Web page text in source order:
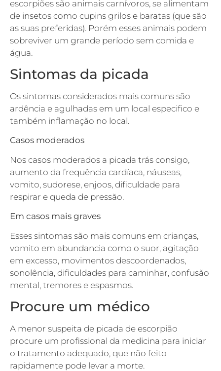
escorpiões são animais carnívoros, se alimentam
de insetos como cupins grilos e baratas (que são
as suas preferidas). Porém esses animais podem
sobreviver um grande período sem comida e
água.
Sintomas da picada
Os sintomas considerados mais comuns são
ardência e agulhadas em um local especifico e
também inflamação no local.
Casos moderados
Nos casos moderados a picada trás consigo,
aumento da frequência cardíaca, náuseas,
vomito, sudorese, enjoos, dificuldade para
respirar e queda de pressão.
Em casos mais graves
Esses sintomas são mais comuns em crianças,
vomito em abundancia como o suor, agitação
em excesso, movimentos descoordenados,
sonolência, dificuldades para caminhar, confusão
mental, tremores e espasmos.
Procure um médico
A menor suspeita de picada de escorpião
procure um profissional da medicina para iniciar
o tratamento adequado, que não feito
rapidamente pode levar a morte.